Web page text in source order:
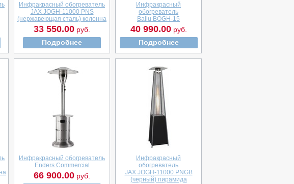
Инфракрасный обогреватель
JAX JOGH-11000 PNS
(нержавеющая сталь) колонна
33 550.00 руб.
Подробнее
Инфракрасный
обогреватель
Ballu BOGH-15
40 990.00руб.
Подробнее
Инфракрасный обогреватель
Enders Commercial
66 900.00 руб.
Инфракрасный
обогреватель
JAX JOGH-11000 PNGB
(черный) пирамида